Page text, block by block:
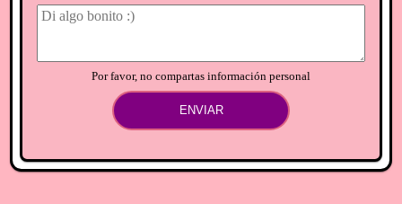
Por favor, no compartas información personal
ENVIAR